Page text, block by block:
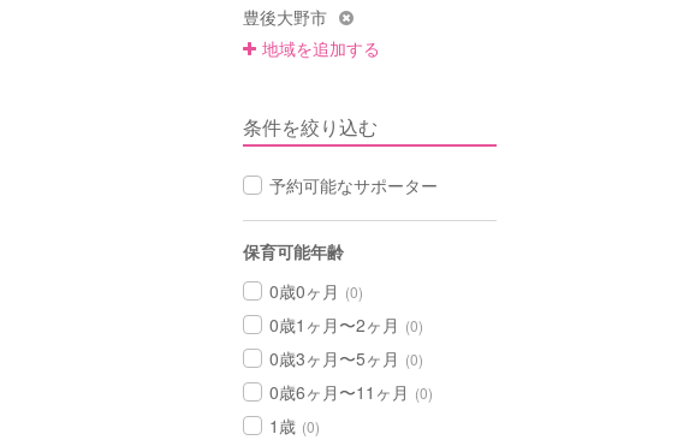
豊後大野市
地域を追加する
条件を絞り込む
予約可能なサポーター
保育可能年齢
0歳0ヶ月 (0)
0歳1ヶ月〜2ヶ月 (0)
0歳3ヶ月〜5ヶ月 (0)
0歳6ヶ月〜11ヶ月 (0)
1歳 (0)